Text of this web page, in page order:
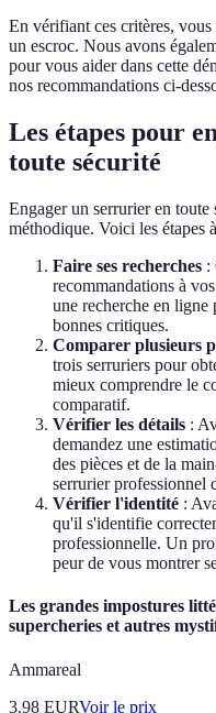
En vérifiant ces critères,
un escroc. Nous avons
pour vous aider dans cette
nos recommandations ci-
Les étapes pour
toute sécurité
Engager un serrurier en toute
méthodique. Voici les étapes
Faire ses recherches :
recommandations à
une recherche en ligne
bonnes critiques.
Comparer plusieurs
trois serruriers pour
mieux comprendre le
comparatif.
Vérifier les détails :
demandez une
des pièces et de la
serrurier professionnel
Vérifier l'identité :
qu'il s'identifie
professionnelle. Un
peur de vous montrer
Les grandes impostures
supercheries et autres
Ammareal
3.98 EURVoir le prix